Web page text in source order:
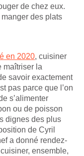
de chez eux.
des plats
en 2020, cuisiner
maîtriser la
savoir exactement
pas parce que l’on
s’alimenter
ou de poisson
dignes des plus
de Cyril
a donné rendez-
ensemble,